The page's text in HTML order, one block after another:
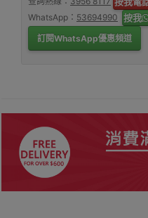
WhatsApp： 53694990 按我
訂閱WhatsApp優惠頻道